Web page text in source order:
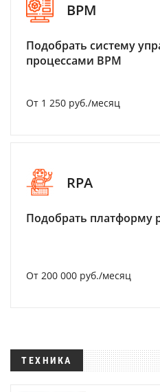
BPM
Подобрать систему
процессами BPM
От 1 250 руб./месяц
RPA
Подобрать платформу
От 200 000 руб./месяц
ТЕХНИКА